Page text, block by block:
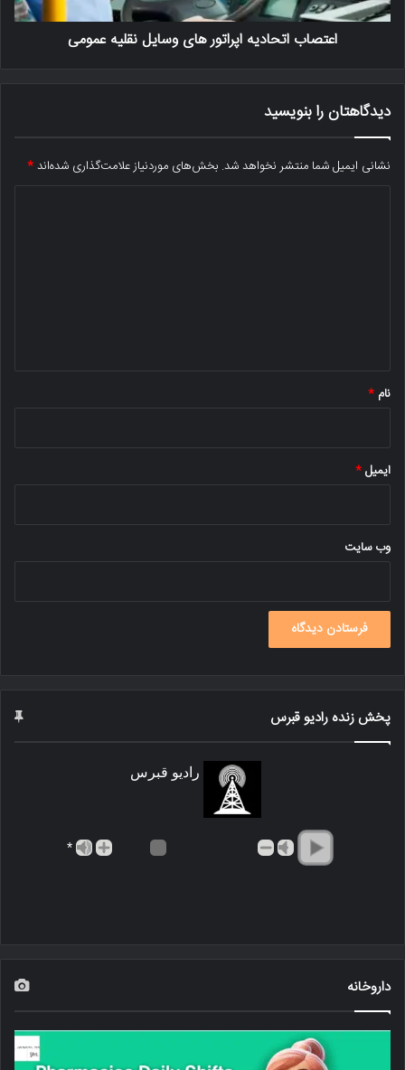
اعتصاب اتحادیه اپراتور های وسایل نقلیه عمومی
دیدگاهتان را بنویسید
نشانی ایمیل شما منتشر نخواهد شد. بخش‌های موردنیاز علامت‌گذاری شده‌اند*
نام *
ایمیل*
وب‌ سایت
پخش زنده رادیو قبرس
رادیو قبرس
*
داروخانه